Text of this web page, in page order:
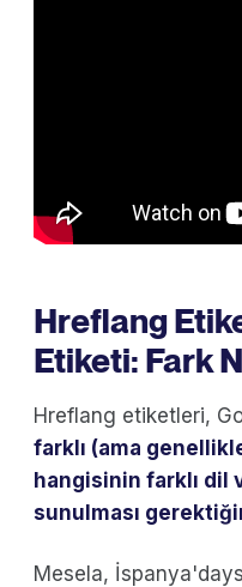
Hreflang
Etiketi: Fark
Hreflang etiketleri,
farklı (ama
hangisinin farklı dil
sunulması
Mesela,